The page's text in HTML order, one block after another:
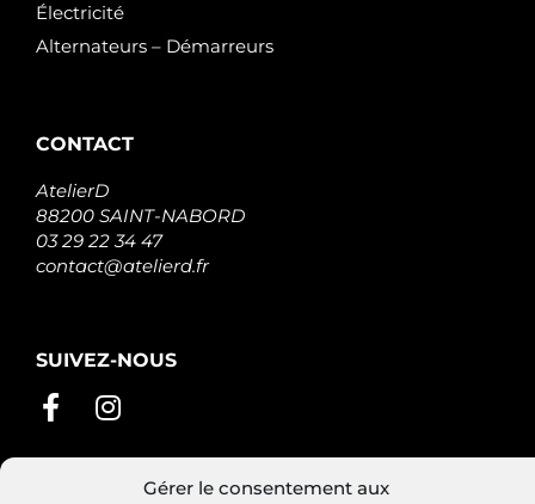
Gérer le consentement aux
Électricité
Alternateurs – Démarreurs
CONTACT
AtelierD
88200 SAINT-NABORD
03 29 22 34 47
contact@atelierd.fr
SUIVEZ-NOUS